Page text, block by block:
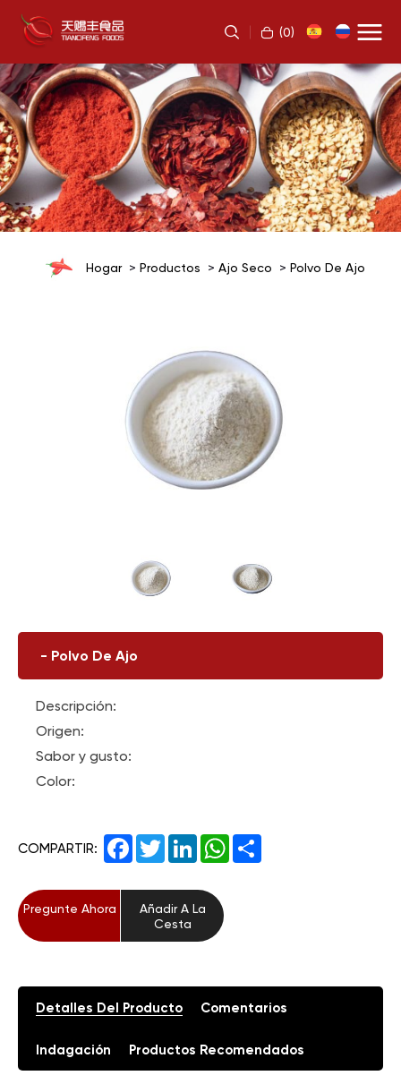
(0)
Hogar Productos Ajo Seco Polvo De Ajo
- Polvo De Ajo
Descripción:
Origen:
Sabor y gusto:
Color:
COMPARTIR:
FacebookTwitterLinkedInWhatsApp
Pregunte Ahora
Añadir A La
Cesta
Detalles Del Producto Comentarios
Indagación Productos Recomendados